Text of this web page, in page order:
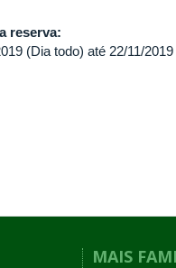
reserva:
(Dia todo) até 22/11/
MAIS